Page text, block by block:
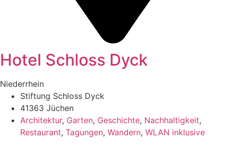
Hotel Schloss Dyck
Niederrhein
Stiftung Schloss Dyck
41363 Jüchen
Architektur, Garten, Geschichte, Nachhaltigkeit,
Restaurant, Tagungen, Wandern, WLAN inklusive